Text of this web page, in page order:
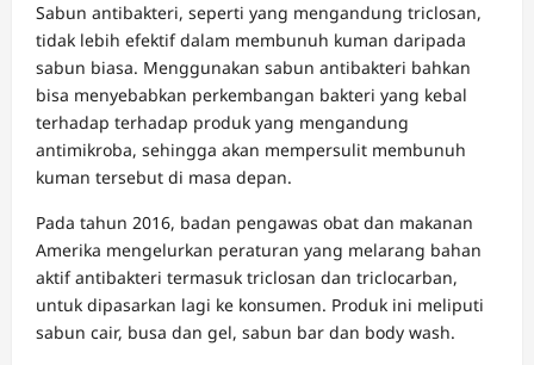
Sabun antibakteri, seperti yang mengandung triclosan,
tidak lebih efektif dalam membunuh kuman daripada
sabun biasa. Menggunakan sabun antibakteri bahkan
bisa menyebabkan perkembangan bakteri yang kebal
terhadap terhadap produk yang mengandung
antimikroba, sehingga akan mempersulit membunuh
kuman tersebut di masa depan.
Pada tahun 2016, badan pengawas obat dan makanan
Amerika mengelurkan peraturan yang melarang bahan
aktif antibakteri termasuk triclosan dan triclocarban,
untuk dipasarkan lagi ke konsumen. Produk ini meliputi
sabun cair, busa dan gel, sabun bar dan body wash.